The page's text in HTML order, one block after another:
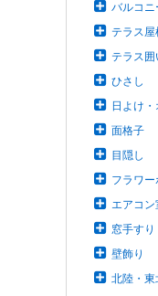
バルコニ
テラス屋
テラス囲
ひさし
日よけ
面格子
目隠し
フラワー
エアコン
窓手すり
壁飾り
北陸・東